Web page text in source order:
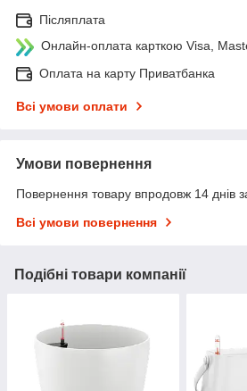
Післяплата
Онлайн-оплата карткою Visa,
Оплата на карту Приватбанка
Всі умови оплати
Умови повернення
Повернення товару впродовж 14 днів
Всі умови повернення
Подібні товари компанії